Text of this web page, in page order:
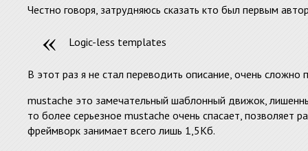
Честно говоря, затрудняюсь сказать кто был первым
Logic-less templates
В этот раз я не стал переводить описание, очень сложно
mustache это замечательный шаблонный движок,
то более серьезное mustache очень спасает, позволяет
фреймворк занимает всего лишь 1,5Кб.